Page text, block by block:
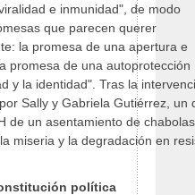
e inmunidad", de modo
que parecen querer
la promesa de una apertura e
promesa de una autoprotección
y la identidad". Tras la
Sally y Gabriela Gutiérrez, un
de un asentamiento de
miseria y la degradación en
política